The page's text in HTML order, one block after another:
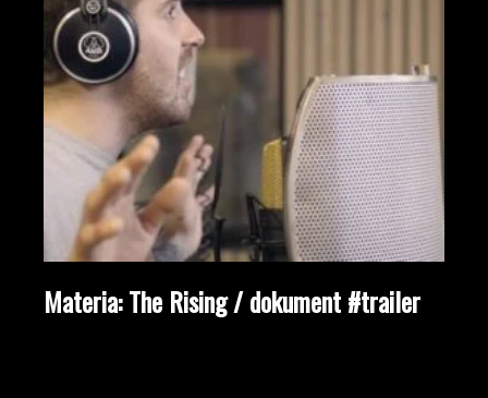
Materia: The Rising / dokument #trailer